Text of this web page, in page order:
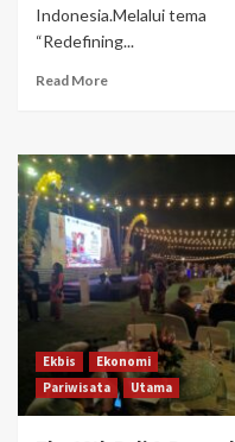
Indonesia.Melalui tema
“Redefining...
Read More
Ekbis
Ekonomi
Pariwisata
Utama